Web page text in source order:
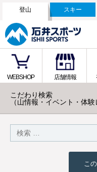
登山 スキー
WEBSHOP 店舗情報
こだわり検索
（山情報・イベント・体験
こ